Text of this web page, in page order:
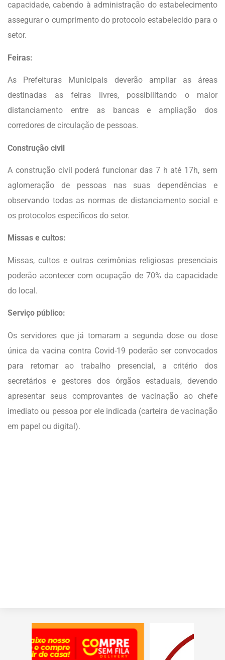
capacidade, cabendo à administração do estabelecimento
assegurar o cumprimento do protocolo estabelecido para o
setor.
Feiras:
As Prefeituras Municipais deverão ampliar as áreas
destinadas as feiras livres, possibilitando o maior
distanciamento entre as bancas e ampliação dos
corredores de circulação de pessoas.
Construção civil
A construção civil poderá funcionar das 7 h até 17h, sem
aglomeração de pessoas nas suas dependências e
observando todas as normas de distanciamento social e
os protocolos específicos do setor.
Missas e cultos:
Missas, cultos e outras cerimônias religiosas presenciais
poderão acontecer com ocupação de 70% da capacidade
do local.
Serviço público:
Os servidores que já tomaram a segunda dose ou dose
única da vacina contra Covid-19 poderão ser convocados
para retornar ao trabalho presencial, a critério dos
secretários e gestores dos órgãos estaduais, devendo
apresentar seus comprovantes de vacinação ao chefe
imediato ou pessoa por ele indicada (carteira de vacinação
em papel ou digital).